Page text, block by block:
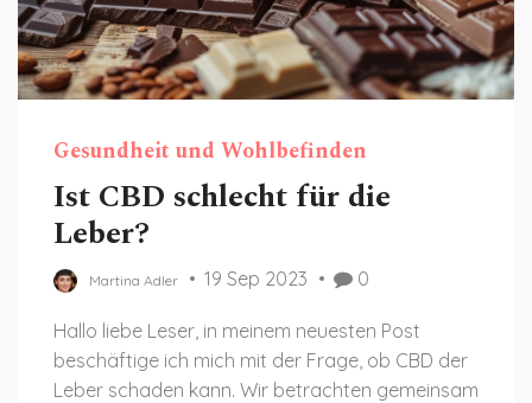
Gesundheit und Wohlbefinden
Ist CBD schlecht für die
Leber?
Martina Adler 19 Sep 2023 0
Hallo liebe Leser, in meinem neuesten Post
beschäftige ich mich mit der Frage, ob CBD der
Leber schaden kann. Wir betrachten gemeinsam